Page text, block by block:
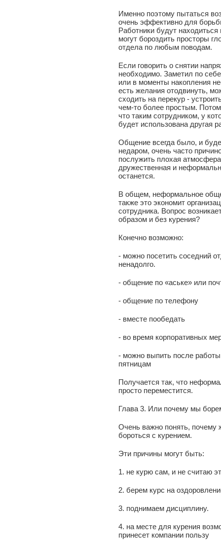
Именно поэтому пытаться
очень эффективно для
Работники будут
могут бороздить просторы
отдела по любым поводам.
Если говорить о снятии
необходимо. Заметил по
или в моменты накопления
есть желания отодвинуть,
сходить на перекур -
чем-то более простым.
что таким сотрудником, у
будет использована другая
Общение всегда было, и
недаром, очень часто
послужить плохая
дружественная и
останется.
В общем, неформальное
также это экономит
сотрудника. Вопрос
образом и без курения?
Конечно возможно:
- можно посетить соседний
ненадолго.
- общение по «аське» или
- общение по телефону
- вместе пообедать
- во время корпоративных
- можно выпить после
пятницам
Получается так, что
просто переместится.
Глава 3. Или почему мы
Очень важно понять, почему
бороться с курением.
Эти причины могут быть:
1. не курю сам, и не считаю
2. берем курс на
3. поднимаем дисциплину.
4. на месте для курения
принесет компании пользу